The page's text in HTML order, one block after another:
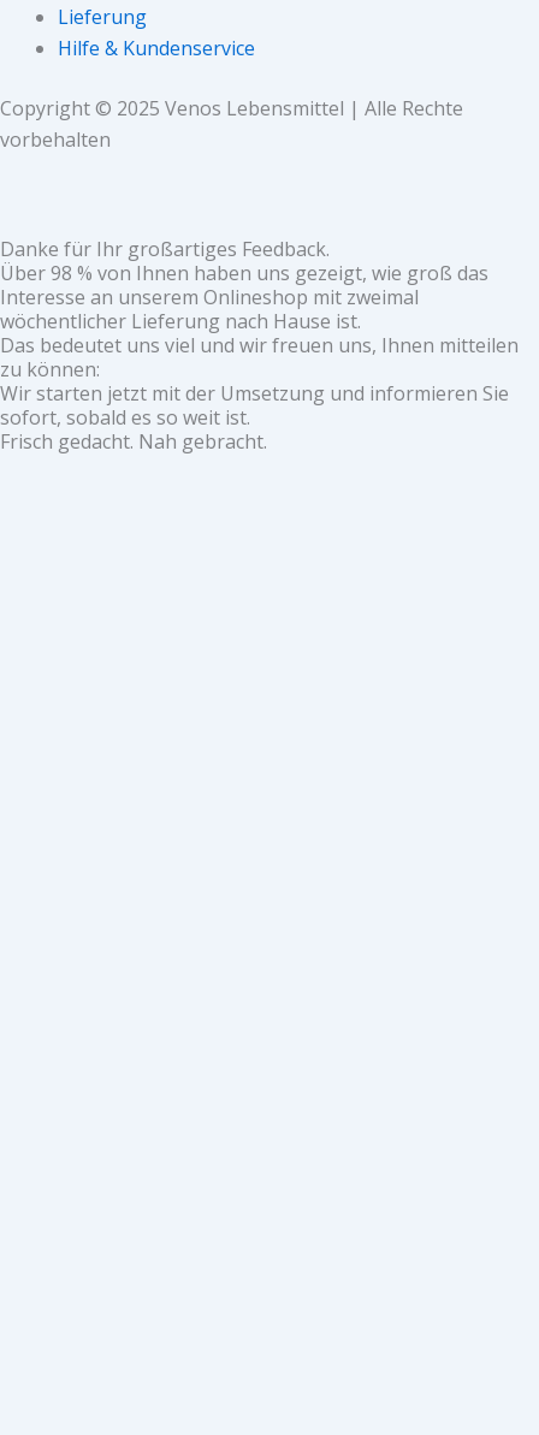
Lieferung
Hilfe & Kundenservice
Copyright © 2025 Venos Lebensmittel | Alle Rechte
vorbehalten
Danke für Ihr großartiges Feedback.
Über 98 % von Ihnen haben uns gezeigt, wie groß das
Interesse an unserem Onlineshop mit zweimal
wöchentlicher Lieferung nach Hause ist.
Das bedeutet uns viel und wir freuen uns, Ihnen mitteilen
zu können:
Wir starten jetzt mit der Umsetzung und informieren Sie
sofort, sobald es so weit ist.
Frisch gedacht. Nah gebracht.